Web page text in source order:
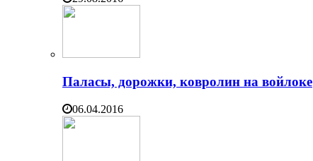
Паласы, дорожки, ковролин на войлоке
06.04.2016